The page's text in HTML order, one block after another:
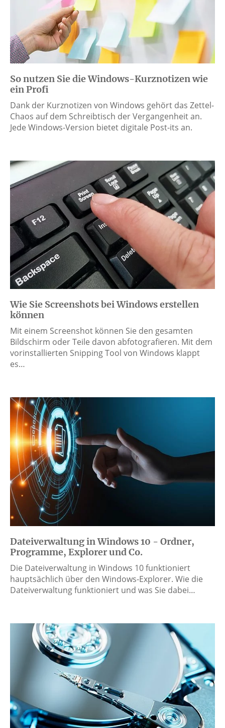
So nutzen Sie die Windows-Kurznotizen wie
ein Profi
Dank der Kurznotizen von Windows gehört das Zettel-
Chaos auf dem Schreibtisch der Vergangenheit an.
Jede Windows-Version bietet digitale Post-its an.
Wie Sie Screenshots bei Windows erstellen
können
Mit einem Screenshot können Sie den gesamten
Bildschirm oder Teile davon abfotografieren. Mit dem
vorinstallierten Snipping Tool von Windows klappt
es…
Dateiverwaltung in Windows 10 - Ordner,
Programme, Explorer und Co.
Die Dateiverwaltung in Windows 10 funktioniert
hauptsächlich über den Windows-Explorer. Wie die
Dateiverwaltung funktioniert und was Sie dabei…